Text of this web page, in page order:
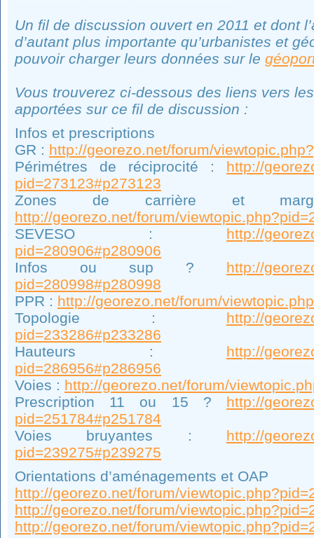
Un fil de discussion ouvert en 2011 et dont
d’autant plus importante qu’urbanistes et
pouvoir charger leurs données sur le
Vous trouverez ci-dessous des liens vers
apportées sur ce fil de discussion :
Infos et prescriptions
GR : http://georezo.net/forum/
Périmétres de réciprocité : http://
pid=273123#p273123
Zones de carrière et
http://georezo.net/forum/
SEVESO : http://
pid=280906#p280906
Infos ou sup ? http://
pid=280998#p280998
PPR : http://georezo.net/forum/
Topologie : http://
pid=233286#p233286
Hauteurs : http://
pid=286956#p286956
Voies : http://georezo.net/forum/
Prescription 11 ou 15 ? http://
pid=251784#p251784
Voies bruyantes : http://
pid=239275#p239275
Orientations d’aménagements et OAP
http://georezo.net/forum/
http://georezo.net/forum/
http://georezo.net/forum/